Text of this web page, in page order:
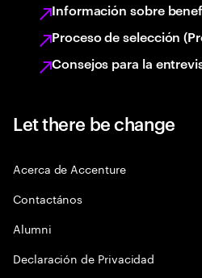
Información sobre
Proceso de selección
Consejos para la
Let there be change
Acerca de Accenture
Contactános
Alumni
Declaración de Privacidad